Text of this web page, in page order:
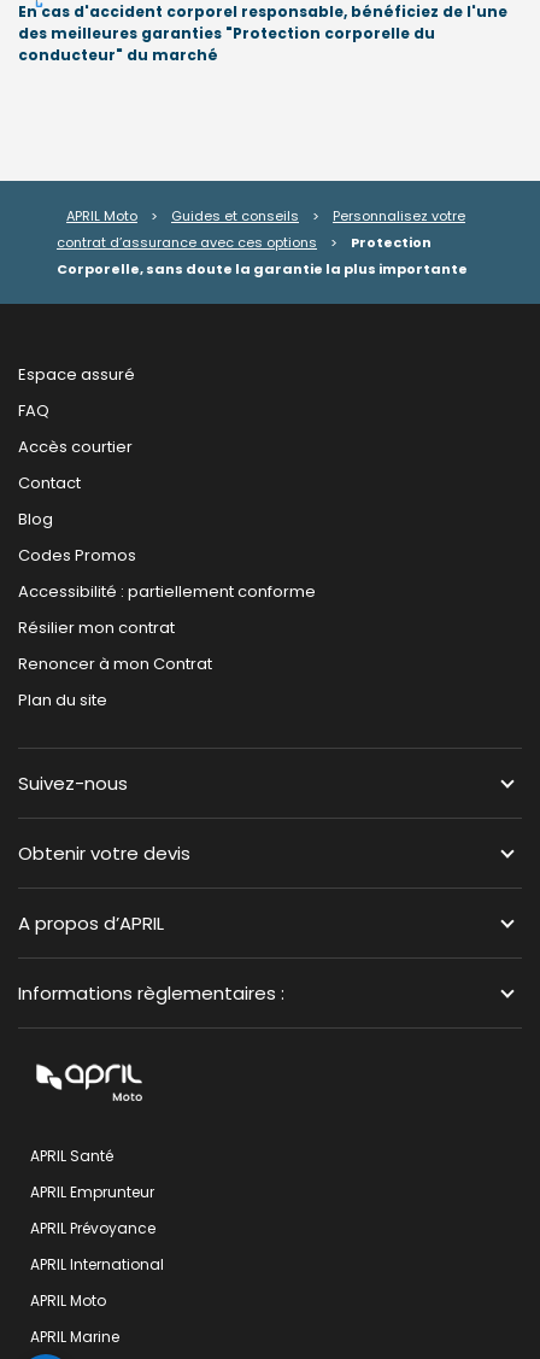
En cas d'accident corporel responsable, bénéficiez de l'une
des meilleures garanties "Protection corporelle du
conducteur" du marché
APRIL Moto > Guides et conseils >
Personnalisez votre
contrat d’assurance avec ces options
>
Protection
Corporelle, sans doute la garantie la plus importante
Espace assuré
FAQ
Accès courtier
Contact
Blog
Codes Promos
Accessibilité : partiellement conforme
Résilier mon contrat
Renoncer à mon Contrat
Plan du site
Suivez-nous
Obtenir votre devis
A propos d’APRIL
Informations règlementaires :
APRIL Santé
APRIL Emprunteur
APRIL Prévoyance
APRIL International
APRIL Moto
APRIL Marine